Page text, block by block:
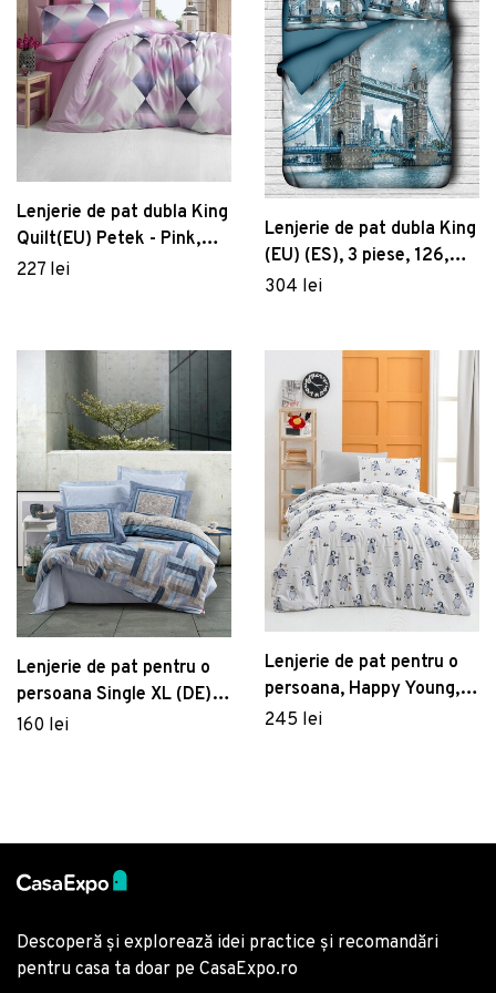
Lenjerie de pat dubla King
Quilt(EU) Petek - Pink,
Victoria, 3 piese,
227 lei
Lenjerie de pat dubla King
(EU) (ES), 3 piese, 126,
Pearl Home, Poliester
304 lei
Lenjerie de pat pentru o
persoana Single XL (DE),
Groovy - Blue, Cotton
160 lei
Lenjerie de pat pentru o
persoana, Happy Young,
Life Style, Bumbac
245 lei
Descoperă și explorează idei practice și recomandări
pentru casa ta doar pe CasaExpo.ro